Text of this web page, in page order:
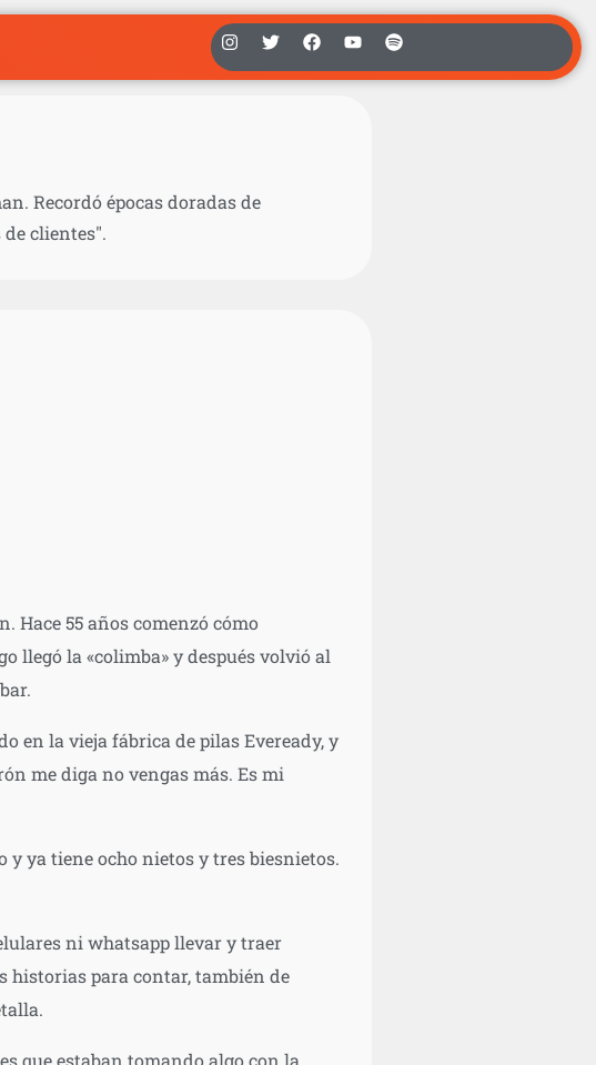
Recordó épocas doradas de
clientes".
Hace 55 años comenzó cómo
llegó la «colimba» y después volvió al
en la vieja fábrica de pilas Eveready, y
me diga no vengas más. Es mi
y ya tiene ocho nietos y tres biesnietos.
ni whatsapp llevar y traer
historias para contar, también de
que estaban tomando algo con la